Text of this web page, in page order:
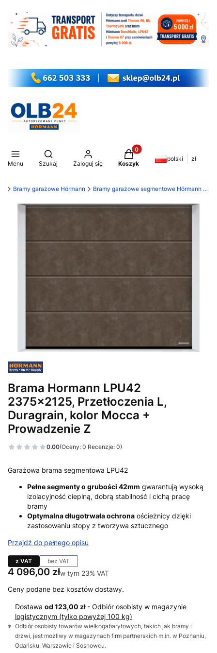
Menu
Otwórz wyszukiwarkę
Szukaj Zaloguj się
Produkty w koszyku: 0.
Koszyk
polski zł
Bramy garażowe Hörmann Bramy garażowe segmentowe Hörmann LPU 42
Brama Hormann LPU42
2375x2125, Przetłoczenia L,
Duragrain, kolor Mocca +
Prowadzenie Z
0.00(Oceny: 0 Recenzje: 0)
Garażowa brama segmentowa LPU42
Pełne segmenty o grubości 42mm gwarantują wysoką
izolacyjność cieplną, dobrą stabilność i cichą pracę
bramy
Optymalna długotrwała ochrona ościeżnicy dzięki
zastosowaniu stopy z tworzywa sztucznego
Przejdź do pełnego opisu
z VAT bez VAT
Cena
4 096,00 złw tym 23% VAT
w tym 23% VAT
Ceny podane bez kosztów dostawy.
Dostawa od 123,00 zł - Odbiór osobisty w magazynie
logistycznym (tylko powyżej 100 kg)
Odbiór osobisty towarów wielkogabarytowych, takich jak bramy i
drzwi, jest możliwy w magazynach firm partnerskich m.in. w Poznaniu,
Gdańsku, Warszawie i Sosnowcu.